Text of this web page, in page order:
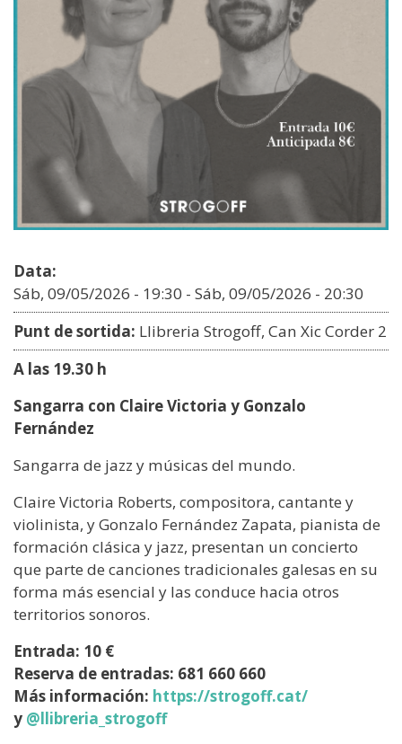
Data:
Sáb, 09/05/2026 - 19:30 - Sáb, 09/05/2026 - 20:30
Punt de sortida: Llibreria Strogoff, Can Xic Corder 2
A las 19.30 h
Sangarra con Claire Victoria y Gonzalo
Fernández
Sangarra de jazz y músicas del mundo.
Claire Victoria Roberts, compositora, cantante y
violinista, y Gonzalo Fernández Zapata, pianista de
formación clásica y jazz, presentan un concierto
que parte de canciones tradicionales galesas en su
forma más esencial y las conduce hacia otros
territorios sonoros.
Entrada: 10 €
Reserva de entradas: 681 660 660
Más información: https://strogoff.cat/
y @llibreria_strogoff